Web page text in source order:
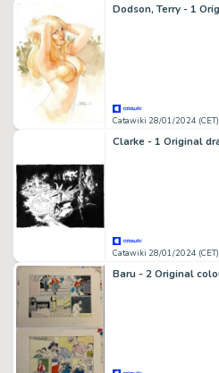
Catawiki 28/01/2024 (CET)
Catawiki 28/01/2024 (CET)